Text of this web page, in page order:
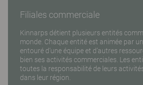
Filiales commerciale
Kinnarps détient plusieurs entités
monde. Chaque entité est animée par
entouré d’une équipe et d’autres
bien ses activités commerciales. Les
toutes la responsabilité de leurs
dans leur région.